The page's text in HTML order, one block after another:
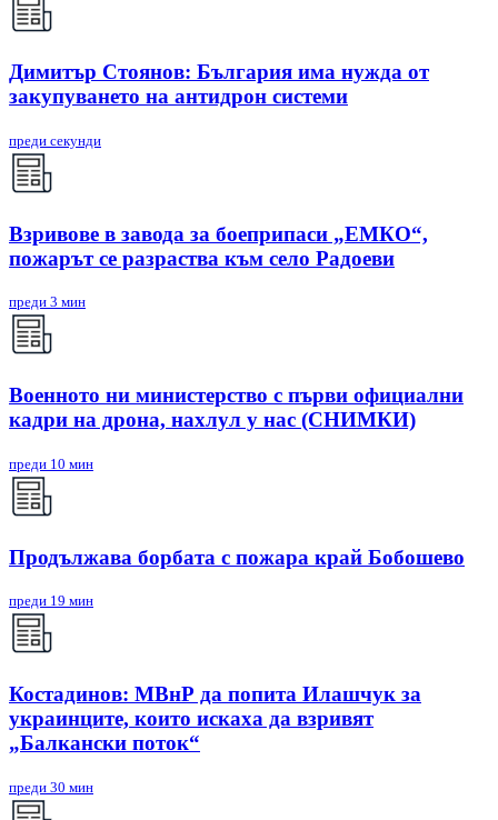
Димитър Стоянов: България има нужда от
закупуването на антидрон системи
преди секунди
Взривове в завода за боеприпаси „ЕМКО“,
пожарът се разраства към село Радоеви
преди 3 мин
Военното ни министерство с първи официални
кадри на дрона, нахлул у нас (СНИМКИ)
преди 10 мин
Продължава борбата с пожара край Бобошево
преди 19 мин
Костадинов: МВнР да попита Илашчук за
украинците, които искаха да взривят
„Балкански поток“
преди 30 мин